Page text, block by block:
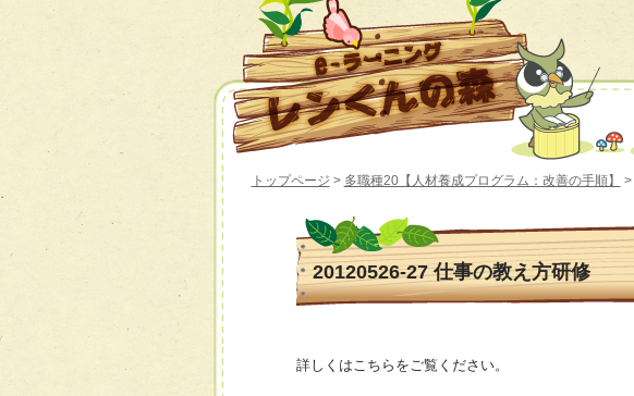
トップページ > 多職種20【人材養成プログラム：改善の手順】 >
20120526-27 仕事の教え方研修
詳しくはこちらをご覧ください。